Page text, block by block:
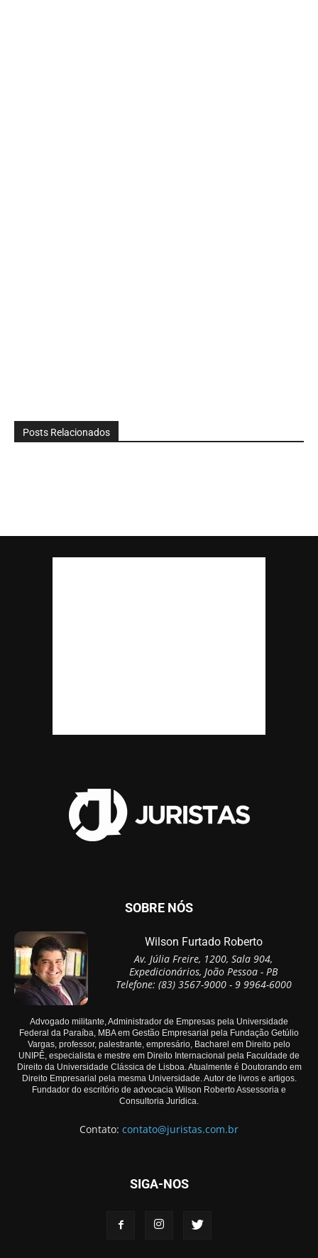
Posts Relacionados
SOBRE NÓS
Wilson Furtado Roberto
Av. Júlia Freire, 1200, Sala 904,
Expedicionários, João Pessoa - PB
Telefone: (83) 3567-9000 - 9 9964-6000
Advogado militante, Administrador de Empresas pela Universidade
Federal da Paraíba, MBA em Gestão Empresarial pela Fundação Getúlio
Vargas, professor, palestrante, empresário, Bacharel em Direito pelo
UNIPÊ, especialista e mestre em Direito Internacional pela Faculdade de
Direito da Universidade Clássica de Lisboa. Atualmente é Doutorando em
Direito Empresarial pela mesma Universidade. Autor de livros e artigos.
Fundador do escritório de advocacia Wilson Roberto Assessoria e
Consultoria Jurídica.
Contato: contato@juristas.com.br
SIGA-NOS